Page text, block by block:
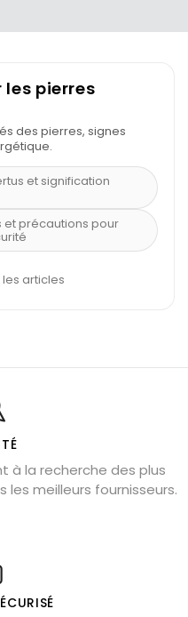
pierres
des pierres, signes
et signification
et précautions pour
de pierre
des anges
moi ?
articles
à la recherche des plus
les meilleurs fournisseurs.